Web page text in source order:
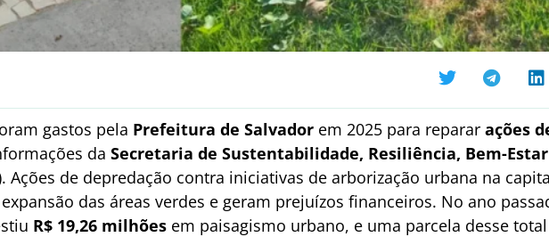
gastos pela Prefeitura de Salvador em 2025 para reparar ações
da Secretaria de Sustentabilidade, Resiliência, Bem-
Ações de depredação contra iniciativas de arborização urbana na
das áreas verdes e geram prejuízos financeiros. No ano
R$ 19,26 milhões em paisagismo urbano, e uma parcela desse